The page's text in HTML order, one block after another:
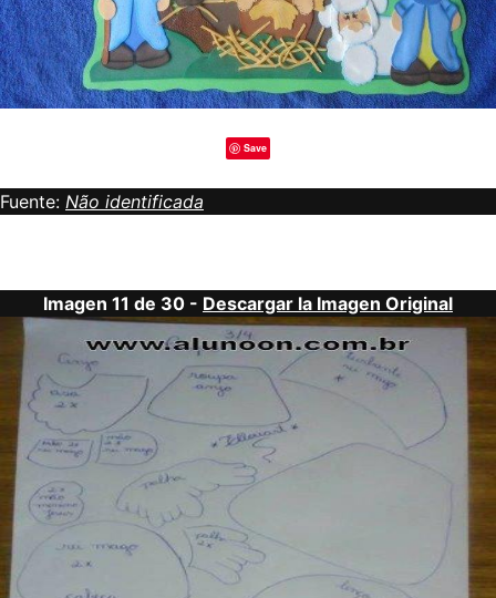
Save
Fuente: Não identificada
Imagen 11 de 30 - Descargar la Imagen Original